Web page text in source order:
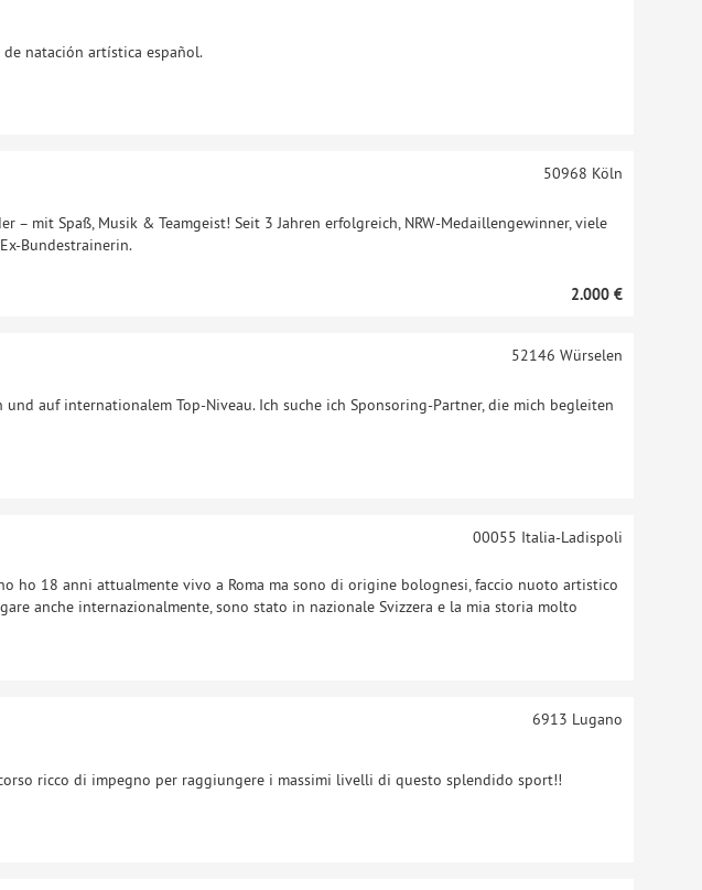
natación artística español.
– mit Spaß, Musik & Teamgeist! Seit 3 Jahren erfolgreich, NRW-Medaillengewinner, viele
Bundestrainerin.
50968 Köln
2.000 €
und auf internationalem Top-Niveau. Ich suche ich Sponsoring-Partner, die mich begleiten
52146 Würselen
ho 18 anni attualmente vivo a Roma ma sono di origine bolognesi, faccio nuoto artistico
anche internazionalmente, sono stato in nazionale Svizzera e la mia storia molto
00055 Italia-Ladispoli
ricco di impegno per raggiungere i massimi livelli di questo splendido sport!!
6913 Lugano